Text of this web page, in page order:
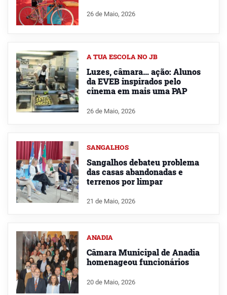
26 de Maio, 2026
A TUA ESCOLA NO JB
Luzes, câmara… ação: Alunos
da EVEB inspirados pelo
cinema em mais uma PAP
26 de Maio, 2026
SANGALHOS
Sangalhos debateu problema
das casas abandonadas e
terrenos por limpar
21 de Maio, 2026
ANADIA
Câmara Municipal de Anadia
homenageou funcionários
20 de Maio, 2026